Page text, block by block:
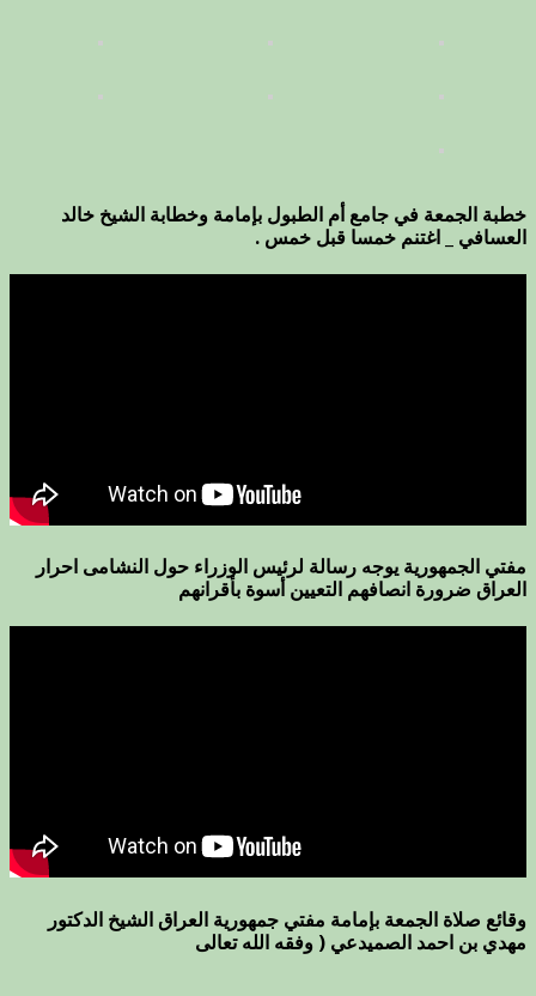
خطبة الجمعة في جامع أم الطبول بإمامة وخطابة الشيخ خالد
العسافي _ اغتنم خمسا قبل خمس .
مفتي الجمهورية يوجه رسالة لرئيس الوزراء حول النشامى احرار
العراق ضرورة انصافهم التعيين أسوة بأقرانهم
وقائع صلاة الجمعة بإمامة مفتي جمهورية العراق الشيخ الدكتور
مهدي بن احمد الصميدعي ( وفقه الله تعالى